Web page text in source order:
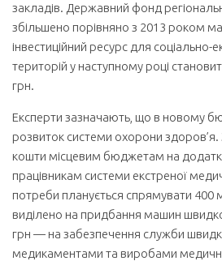
закладів. Дер­жавний фонд
збільшено порівняно з 2013 роком
інвестиційний ресурс для соціально-
територій у наступному році
грн.
Експерти зазначають, що в новому
розвиток системи охорони
кошти місцевим бюджетам на
працівникам системи екстреної
потреби планується спрямувати
виділено на придбання ма­шин
грн — на забезпечення служби
медикаментами та виробами